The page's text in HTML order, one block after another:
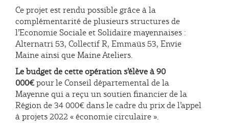
Ce projet est rendu possible grâce à la
complémentarité de plusieurs structures de
l’Economie Sociale et Solidaire mayennaises :
Alternatri 53, Collectif R, Emmaüs 53, Envie
Maine ainsi que Maine Ateliers.
Le budget de cette opération s’élève à 90
000€pour le Conseil départemental de la
Mayenne qui a reçu un soutien financier de la
Région de 34 000€ dans le cadre du prix de l’appel
à projets 2022 « économie circulaire ».